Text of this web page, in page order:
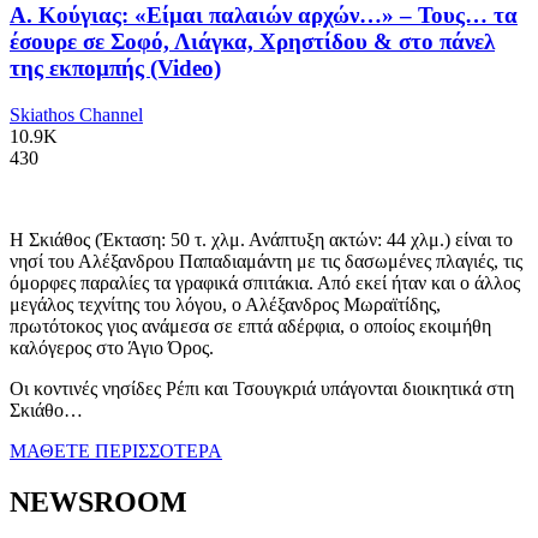
Α. Κούγιας: «Είμαι παλαιών αρχών…» – Τους… τα
έσουρε σε Σοφό, Λιάγκα, Χρηστίδου & στο πάνελ
της εκπομπής (Video)
Skiathos Channel
10.9K
430
Η Σκιάθος (Έκταση: 50 τ. χλμ. Ανάπτυξη ακτών: 44 χλμ.) είναι το
νησί του Αλέξανδρου Παπαδιαμάντη με τις δασωμένες πλαγιές, τις
όμορφες παραλίες τα γραφικά σπιτάκια. Από εκεί ήταν και ο άλλος
μεγάλος τεχνίτης του λόγου, ο Αλέξανδρος Μωραϊτίδης,
πρωτότοκος γιος ανάμεσα σε επτά αδέρφια, ο οποίος εκοιμήθη
καλόγερος στο Άγιο Όρος.
Οι κοντινές νησίδες Ρέπι και Τσουγκριά υπάγονται διοικητικά στη
Σκιάθο…
ΜΑΘΕΤΕ ΠΕΡΙΣΣΟΤΕΡΑ
NEWSROOM